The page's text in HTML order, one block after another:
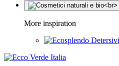
More inspiration